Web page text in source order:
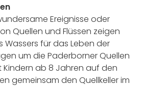
Ereignisse oder
Quellen und Flüssen zeigen
für das Leben der
um die Paderborner Quellen
Kindern ab 8 Jahren auf den
gemeinsam den Quellkeller im